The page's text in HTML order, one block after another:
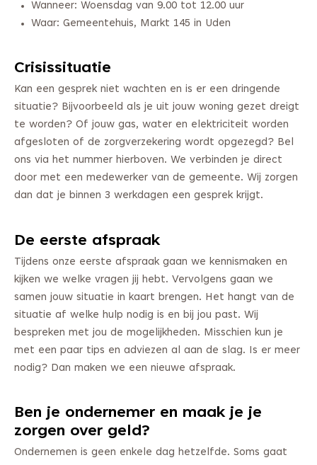
Wanneer: Woensdag van 9.00 tot 12.00 uur
Waar: Gemeentehuis, Markt 145 in Uden
Crisissituatie
Kan een gesprek niet wachten en is er een dringende
situatie? Bijvoorbeeld als je uit jouw woning gezet dreigt
te worden? Of jouw gas, water en elektriciteit worden
afgesloten of de zorgverzekering wordt opgezegd? Bel
ons via het nummer hierboven. We verbinden je direct
door met een medewerker van de gemeente. Wij zorgen
dan dat je binnen 3 werkdagen een gesprek krijgt.
De eerste afspraak
Tijdens onze eerste afspraak gaan we kennismaken en
kijken we welke vragen jij hebt. Vervolgens gaan we
samen jouw situatie in kaart brengen. Het hangt van de
situatie af welke hulp nodig is en bij jou past. Wij
bespreken met jou de mogelijkheden. Misschien kun je
met een paar tips en adviezen al aan de slag. Is er meer
nodig? Dan maken we een nieuwe afspraak.
Ben je ondernemer en maak je je
zorgen over geld?
Ondernemen is geen enkele dag hetzelfde. Soms gaat